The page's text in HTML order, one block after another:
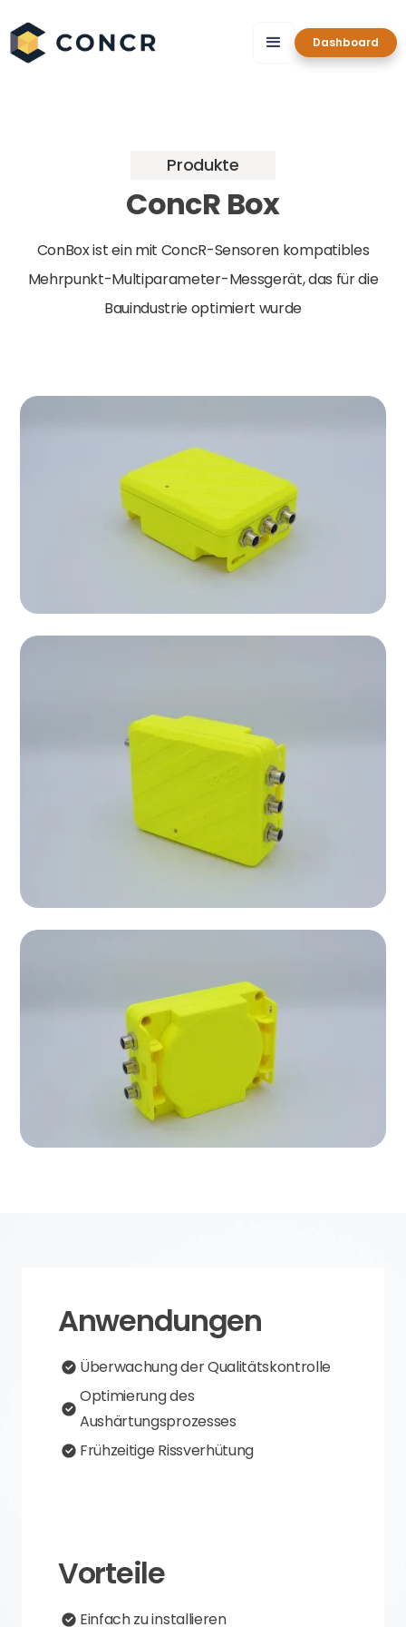
Dashboard
Produkte
ConcR Box
ConBox ist ein mit ConcR-Sensoren kompatibles
Mehrpunkt-Multiparameter-Messgerät, das für die
Bauindustrie optimiert wurde
Anwendungen
Überwachung der Qualitätskontrolle
Optimierung des
Aushärtungsprozesses
Frühzeitige Rissverhütung
Vorteile
Einfach zu installieren